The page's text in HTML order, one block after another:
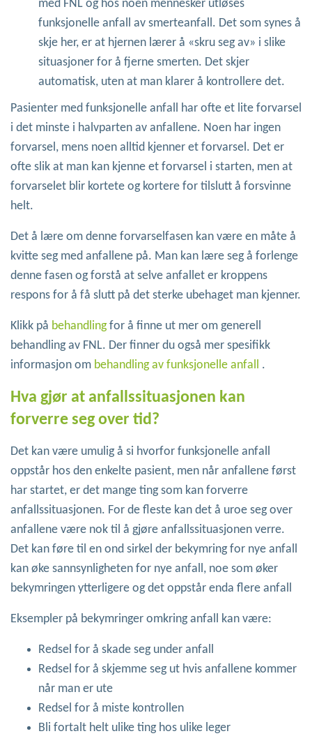
med FNL og hos noen mennesker utløses
funksjonelle anfall av smerteanfall. Det som synes å
skje her, er at hjernen lærer å «skru seg av» i slike
situasjoner for å fjerne smerten. Det skjer
automatisk, uten at man klarer å kontrollere det.
Pasienter med funksjonelle anfall har ofte et lite forvarsel
i det minste i halvparten av anfallene. Noen har ingen
forvarsel, mens noen alltid kjenner et forvarsel. Det er
ofte slik at man kan kjenne et forvarsel i starten, men at
forvarselet blir kortete og kortere for tilslutt å forsvinne
helt.
Det å lære om denne forvarselfasen kan være en måte å
kvitte seg med anfallene på. Man kan lære seg å forlenge
denne fasen og forstå at selve anfallet er kroppens
respons for å få slutt på det sterke ubehaget man kjenner.
Klikk på behandlingfor å finne ut mer om generell
behandling av FNL. Der finner du også mer spesifikk
informasjon om behandling av funksjonelle anfall .
Hva gjør at anfallssituasjonen kan
forverre seg over tid?
Det kan være umulig å si hvorfor funksjonelle anfall
oppstår hos den enkelte pasient, men når anfallene først
har startet, er det mange ting som kan forverre
anfallssituasjonen. For de fleste kan det å uroe seg over
anfallene være nok til å gjøre anfallssituasjonen verre.
Det kan føre til en ond sirkel der bekymring for nye anfall
kan øke sannsynligheten for nye anfall, noe som øker
bekymringen ytterligere og det oppstår enda flere anfall
Eksempler på bekymringer omkring anfall kan være:
Redsel for å skade seg under anfall
Redsel for å skjemme seg ut hvis anfallene kommer
når man er ute
Redsel for å miste kontrollen
Bli fortalt helt ulike ting hos ulike leger